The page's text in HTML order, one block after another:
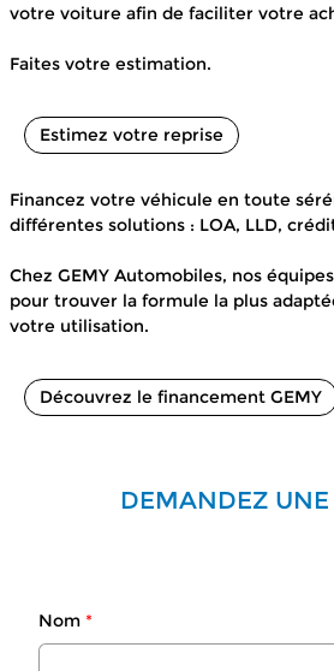
votre voiture afin de faciliter votre
Faites votre estimation.
Estimez votre reprise
Financez votre véhicule en toute
différentes solutions : LOA, LLD,
Chez GEMY Automobiles, nos
pour trouver la formule la plus
votre utilisation.
Découvrez le financement GEMY
DEMANDEZ UNE
Nom *